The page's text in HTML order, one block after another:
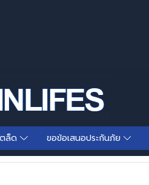
ตล็ด ขอข้อเสนอประกันภัย